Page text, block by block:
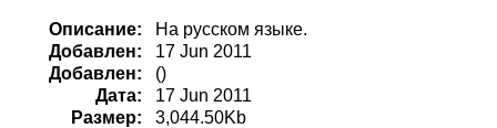
Описание:
На русском языке.
Добавлен:
17 Jun 2011
Добавлен:
()
Дата:
17 Jun 2011
Размер:
3,044.50Kb